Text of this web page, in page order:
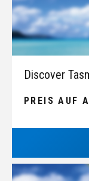
Discover
PREIS AUF